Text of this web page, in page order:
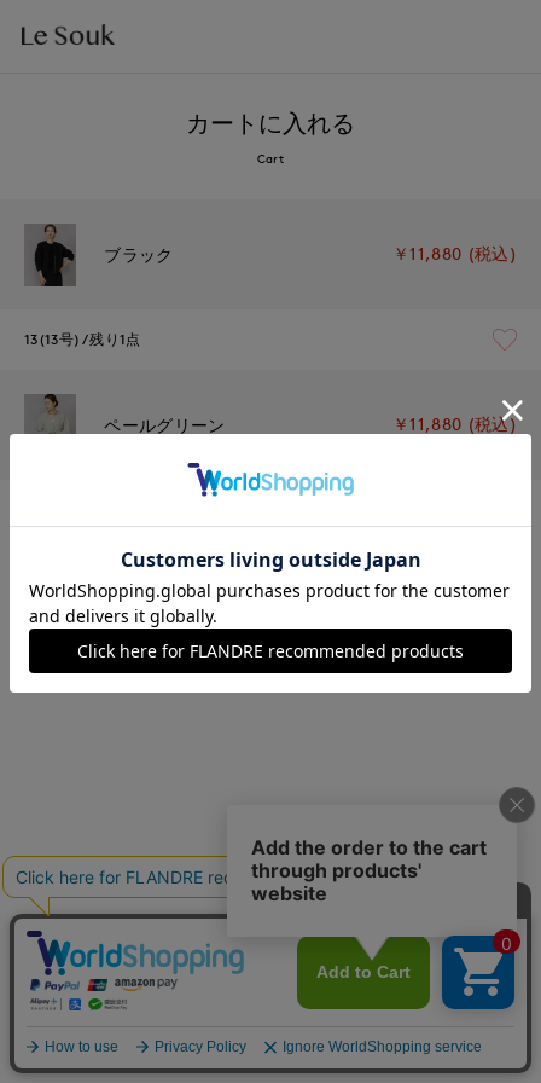
カートに入れる
Cart
ブラック ￥11,880 (税込)
13(13号) 残り1点
ペールグリーン ￥11,880 (税込)